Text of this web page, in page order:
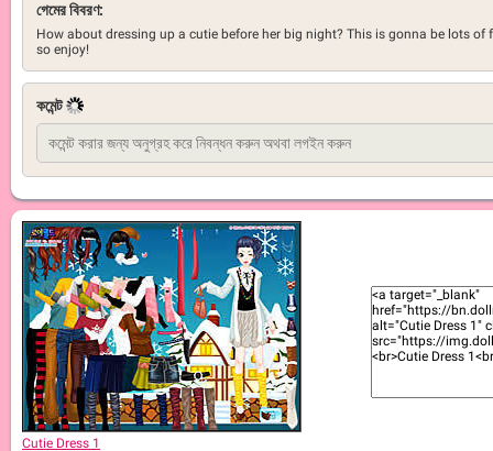
গেমের বিবরণ:
How about dressing up a cutie before her big night? This is gonna be lots of
so enjoy!
কমেন্ট
Cutie Dress 1